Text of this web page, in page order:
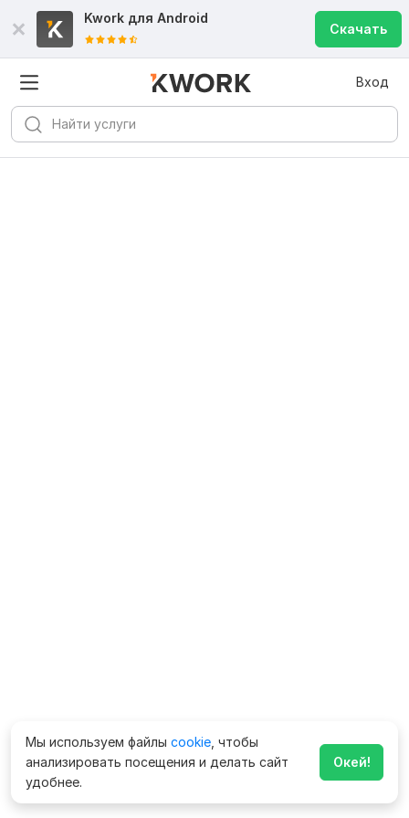
Kwork для Android
Скачать
Вход
Мы используем файлы cookie , чтобы
анализировать посещения и делать сайт
удобнее.
Окей!